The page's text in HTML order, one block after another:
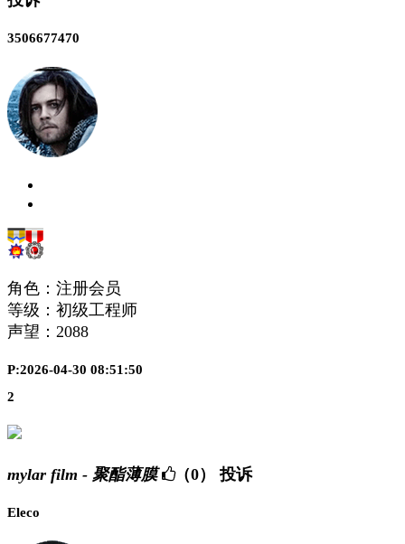
3506677470
角色：注册会员
等级：初级工程师
声望： 2088
P:2026-04-30 08:51:50
2
mylar film - 聚酯薄膜 （0） 投诉
Eleco